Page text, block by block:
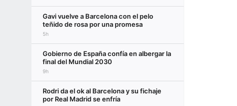
Gavi vuelve a Barcelona con el pelo
teñido de rosa por una promesa
5h
Gobierno de España confía en albergar la
final del Mundial 2030
9h
Rodri da el ok al Barcelona y su fichaje
por Real Madrid se enfría